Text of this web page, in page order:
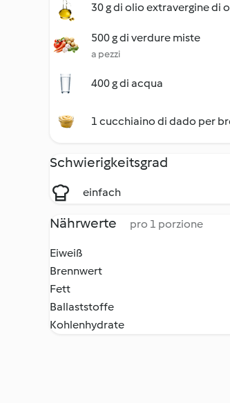
30 g di olio extravergine di
500 g di verdure miste
a pezzi
400 g di acqua
1 cucchiaino di dado per
Schwierigkeitsgrad
einfach
Nährwerte pro 1 porzione
Eiweiß
Brennwert
Fett
Ballaststoffe
Kohlenhydrate